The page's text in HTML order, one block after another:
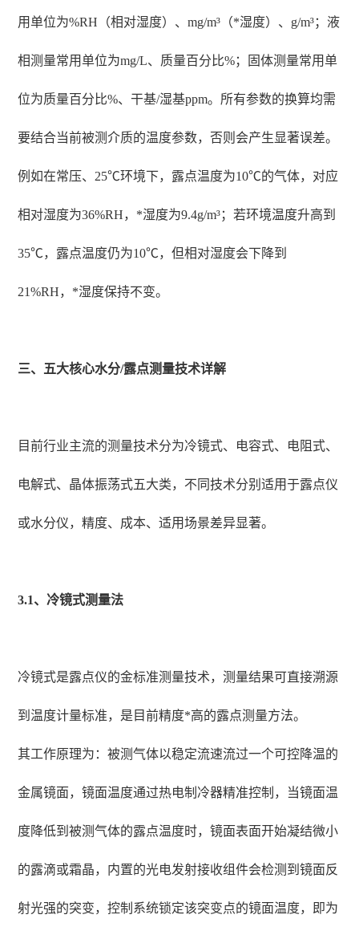
用单位为%RH（相对湿度）、mg/m³（*湿度）、g/m³；液
相测量常用单位为mg/L、质量百分比%；固体测量常用单
位为质量百分比%、干基/湿基ppm。所有参数的换算均需
要结合当前被测介质的温度参数，否则会产生显著误差。
例如在常压、25℃环境下，露点温度为10℃的气体，对应
相对湿度为36%RH，*湿度为9.4g/m³；若环境温度升高到
35℃，露点温度仍为10℃，但相对湿度会下降到
21%RH，*湿度保持不变。
三、五大核心水分/露点测量技术详解
目前行业主流的测量技术分为冷镜式、电容式、电阻式、
电解式、晶体振荡式五大类，不同技术分别适用于露点仪
或水分仪，精度、成本、适用场景差异显著。
3.1、冷镜式测量法
冷镜式是露点仪的金标准测量技术，测量结果可直接溯源
到温度计量标准，是目前精度*高的露点测量方法。
其工作原理为：被测气体以稳定流速流过一个可控降温的
金属镜面，镜面温度通过热电制冷器精准控制，当镜面温
度降低到被测气体的露点温度时，镜面表面开始凝结微小
的露滴或霜晶，内置的光电发射接收组件会检测到镜面反
射光强的突变，控制系统锁定该突变点的镜面温度，即为